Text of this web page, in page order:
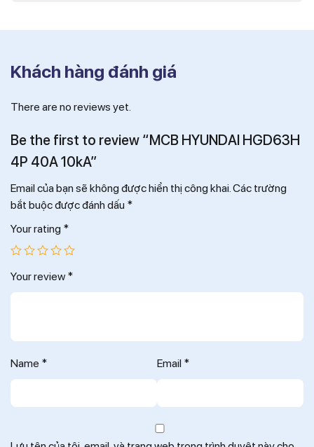
Khách hàng đánh giá
There are no reviews yet.
Be the first to review “MCB HYUNDAI HGD63H
4P 40A 10kA”
Email của bạn sẽ không được hiển thị công khai. Các trường
bắt buộc được đánh dấu *
Your rating *
Your review *
Name * Email *